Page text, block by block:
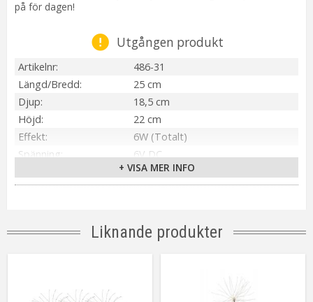
på för dagen!
Utgången produkt
Artikelnr
486-31
Längd/Bredd
25 cm
Djup
18,5 cm
Höjd
22 cm
Effekt
6W (Totalt)
Spänning
6V DC
IP44
Transformator
6V DC 6W IP44 Schuko-kontakt
1 st LED
Ej utbytbar ljuskälla
Kabellängd
+ VISA MER INFO
Liknande produkter